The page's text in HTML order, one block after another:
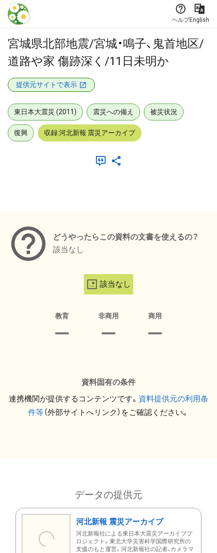
本文に飛ぶ
ヘルプEnglish
宮城県北部地震/宮城・鳴子、鬼首地区/
道路や家 傷跡深く/11日未明か
提供元サイトで表示
東日本大震災 (2011) 震災への備え 被災状況
復興 収録:河北新報 震災アーカイブ
どうやったらこの資料の文書を使えるの？
該当なし
該当なし
教育 非商用 商用
資料固有の条件
連携機関が提供するコンテンツです。 資料提供元の利用条
件等（外部サイトへリンク）をご確認ください。
データの提供元
河北新報 震災アーカイブ
河北新報社による東日本大震災アーカイブプ
ロジェクト。東北大学災害科学国際研究所の
支援のもと運営。河北新報社の記者、カメラマ